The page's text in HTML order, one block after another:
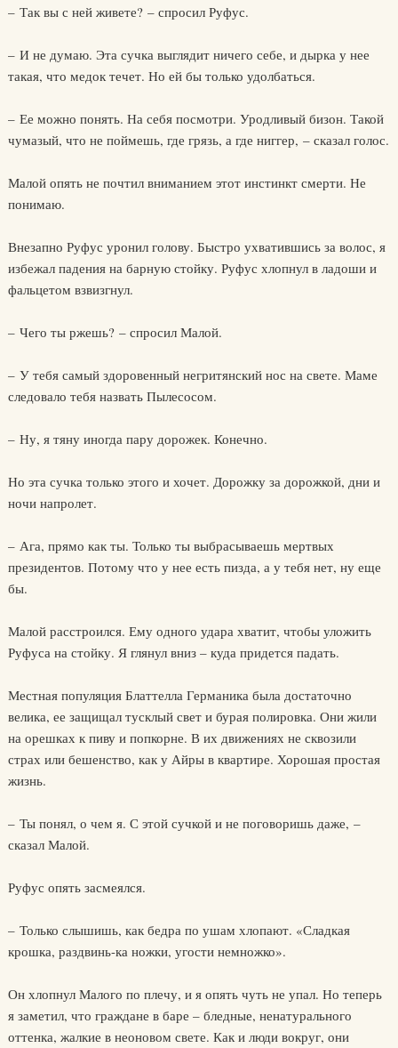
– Так вы с ней живете? – спросил Руфус.
– И не думаю. Эта сучка выглядит ничего себе, и дырка у нее
такая, что медок течет. Но ей бы только удолбаться.
– Ее можно понять. На себя посмотри. Уродливый бизон. Такой
чумазый, что не поймешь, где грязь, а где ниггер, – сказал голос.
Малой опять не почтил вниманием этот инстинкт смерти. Не
понимаю.
Внезапно Руфус уронил голову. Быстро ухватившись за волос, я
избежал падения на барную стойку. Руфус хлопнул в ладоши и
фальцетом взвизгнул.
– Чего ты ржешь? – спросил Малой.
– У тебя самый здоровенный негритянский нос на свете. Маме
следовало тебя назвать Пылесосом.
– Ну, я тяну иногда пару дорожек. Конечно.
Но эта сучка только этого и хочет. Дорожку за дорожкой, дни и
ночи напролет.
– Ага, прямо как ты. Только ты выбрасываешь мертвых
президентов. Потому что у нее есть пизда, а у тебя нет, ну еще
бы.
Малой расстроился. Ему одного удара хватит, чтобы уложить
Руфуса на стойку. Я глянул вниз – куда придется падать.
Местная популяция Блаттелла Германика была достаточно
велика, ее защищал тусклый свет и бурая полировка. Они жили
на орешках к пиву и попкорне. В их движениях не сквозили
страх или бешенство, как у Айры в квартире. Хорошая простая
жизнь.
– Ты понял, о чем я. С этой сучкой и не поговоришь даже, –
сказал Малой.
Руфус опять засмеялся.
– Только слышишь, как бедра по ушам хлопают. «Сладкая
крошка, раздвинь-ка ножки, угости немножко».
Он хлопнул Малого по плечу, и я опять чуть не упал. Но теперь
я заметил, что граждане в баре – бледные, ненатурального
оттенка, жалкие в неоновом свете. Как и люди вокруг, они